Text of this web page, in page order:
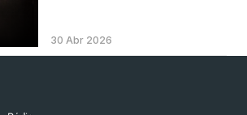
30 Abr 2026